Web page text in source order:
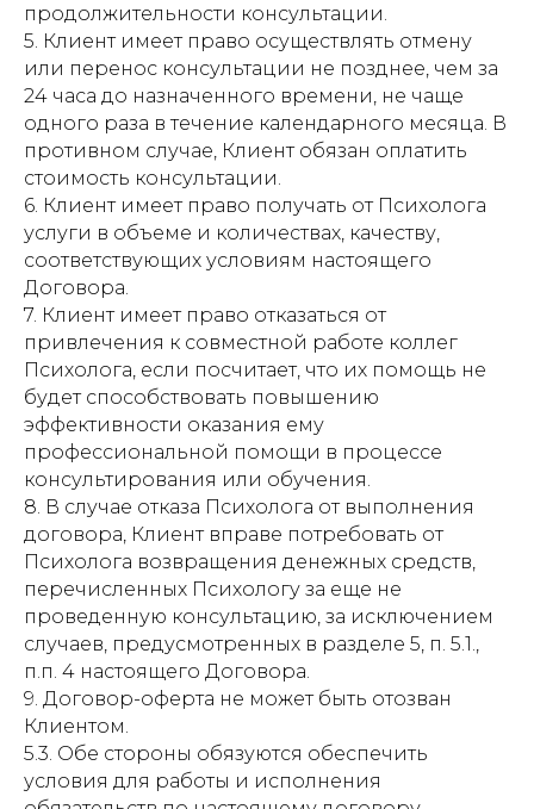
продолжительности консультации.
5. Клиент имеет право осуществлять отмену
или перенос консультации не позднее, чем за
24 часа до назначенного времени, не чаще
одного раза в течение календарного месяца. В
противном случае, Клиент обязан оплатить
стоимость консультации.
6. Клиент имеет право получать от Психолога
услуги в объеме и количествах, качеству,
соответствующих условиям настоящего
Договора.
7. Клиент имеет право отказаться от
привлечения к совместной работе коллег
Психолога, если посчитает, что их помощь не
будет способствовать повышению
эффективности оказания ему
профессиональной помощи в процессе
консультирования или обучения.
8. В случае отказа Психолога от выполнения
договора, Клиент вправе потребовать от
Психолога возвращения денежных средств,
перечисленных Психологу за еще не
проведенную консультацию, за исключением
случаев, предусмотренных в разделе 5, п. 5.1.,
п.п. 4 настоящего Договора.
9. Договор-оферта не может быть отозван
Клиентом.
5.3. Обе стороны обязуются обеспечить
условия для работы и исполнения